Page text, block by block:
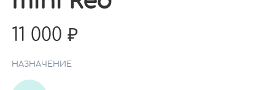
11 000
НАЗНАЧЕНИЕ